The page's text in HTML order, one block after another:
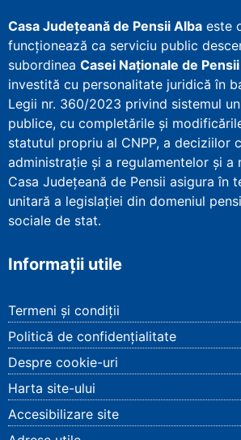
Casa Județeană de Pensii Alba este
funcționează ca serviciu public
subordinea Casei Naționale de
investită cu personalitate juridică în
Legii nr. 360/2023 privind sistemul
publice, cu completările și
statutul propriu al CNPP, a deciziilor
administrație și a regulamentelor și a
Casa Județeană de Pensii asigura în
unitară a legislației din domeniul
sociale de stat.
Informații utile
Termeni și condiții
Politică de confidențialitate
Despre cookie-uri
Harta site-ului
Accesibilizare site